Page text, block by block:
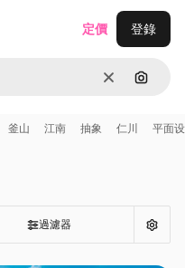
清除 通過圖
定價 登錄
釜山 江南 抽象 仁川 平面
過濾器